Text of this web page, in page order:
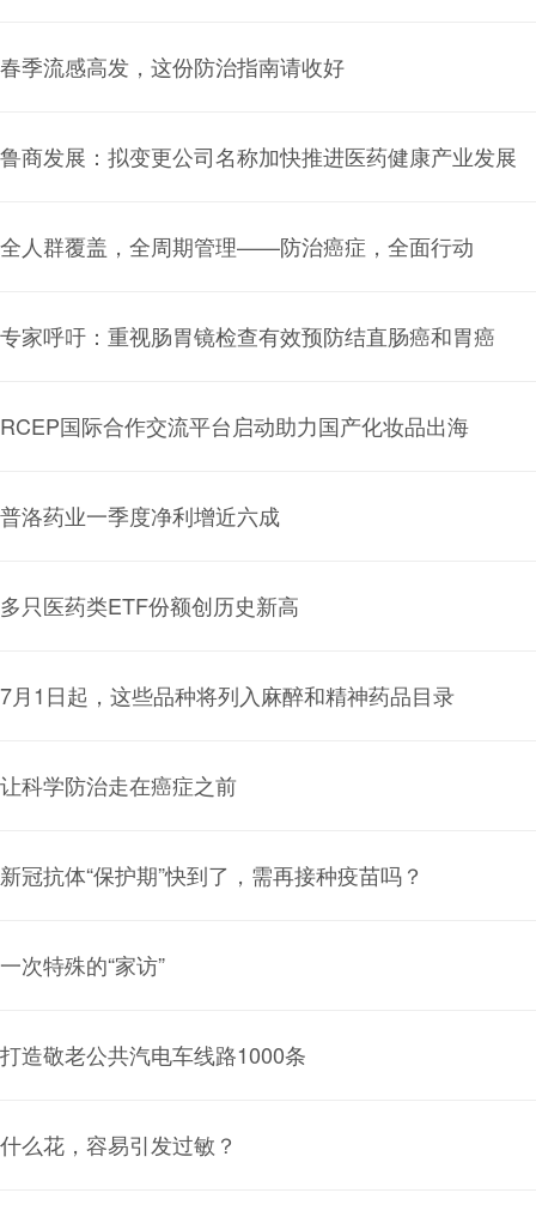
春季流感高发，这份防治指南请收好
鲁商发展：拟变更公司名称加快推进医药健康产业发展
全人群覆盖，全周期管理——防治癌症，全面行动
专家呼吁：重视肠胃镜检查有效预防结直肠癌和胃癌
RCEP国际合作交流平台启动助力国产化妆品出海
普洛药业一季度净利增近六成
多只医药类ETF份额创历史新高
7月1日起，这些品种将列入麻醉和精神药品目录
让科学防治走在癌症之前
新冠抗体“保护期”快到了，需再接种疫苗吗？
一次特殊的“家访”
打造敬老公共汽电车线路1000条
什么花，容易引发过敏？